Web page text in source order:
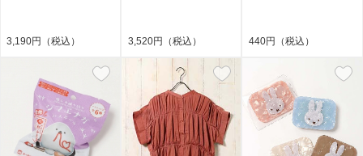
3,190円（税込） 3,520円（税込） 440円（税込）